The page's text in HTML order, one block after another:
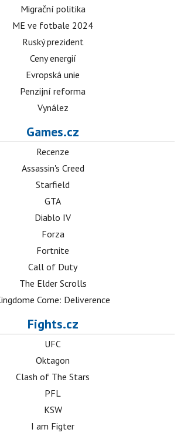
Migrační politika
ME ve fotbale 2024
Ruský prezident
Ceny energií
Evropská unie
Penzijní reforma
Vynález
Games.cz
Recenze
Assassin's Creed
Starfield
GTA
Diablo IV
Forza
Fortnite
Call of Duty
The Elder Scrolls
Come: Deliverence
Fights.cz
UFC
Oktagon
Clash of The Stars
PFL
KSW
I am Figter